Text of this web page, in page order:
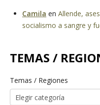
Camila en Allende,
socialismo a sangre y
TEMAS /
Temas / Regiones